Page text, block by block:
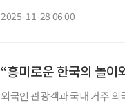
2025-11-28 06:00
“흥미로운 한국의 놀이
외국인 관광객과 국내 거주